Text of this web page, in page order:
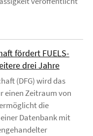
fördert FUELS-
drei Jahre
(DFG) wird das
einen Zeitraum von
die
Datenbank mit